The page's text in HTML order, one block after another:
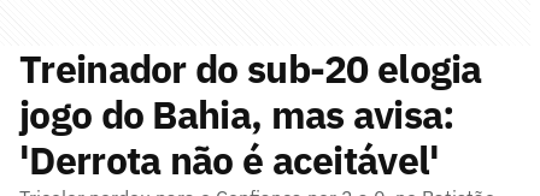
Treinador do sub-20 elogia
jogo do Bahia, mas avisa:
'Derrota não é aceitável'